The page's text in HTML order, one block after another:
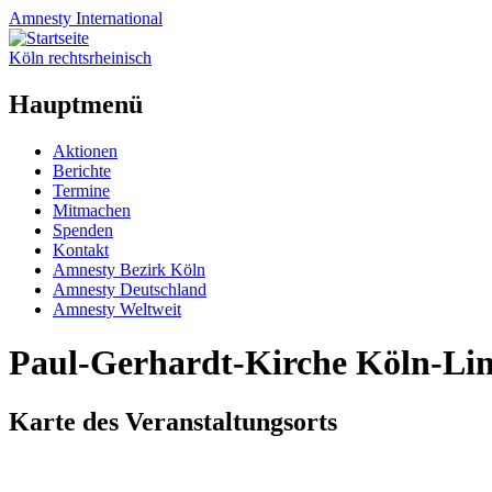
Amnesty International
Köln rechtsrheinisch
Hauptmenü
Zum
Inhalt
springen
Aktionen
Berichte
Termine
Mitmachen
Spenden
Kontakt
Amnesty Bezirk Köln
Amnesty Deutschland
Amnesty Weltweit
Paul-Gerhardt-Kirche Köln-
Karte des Veranstaltungsorts